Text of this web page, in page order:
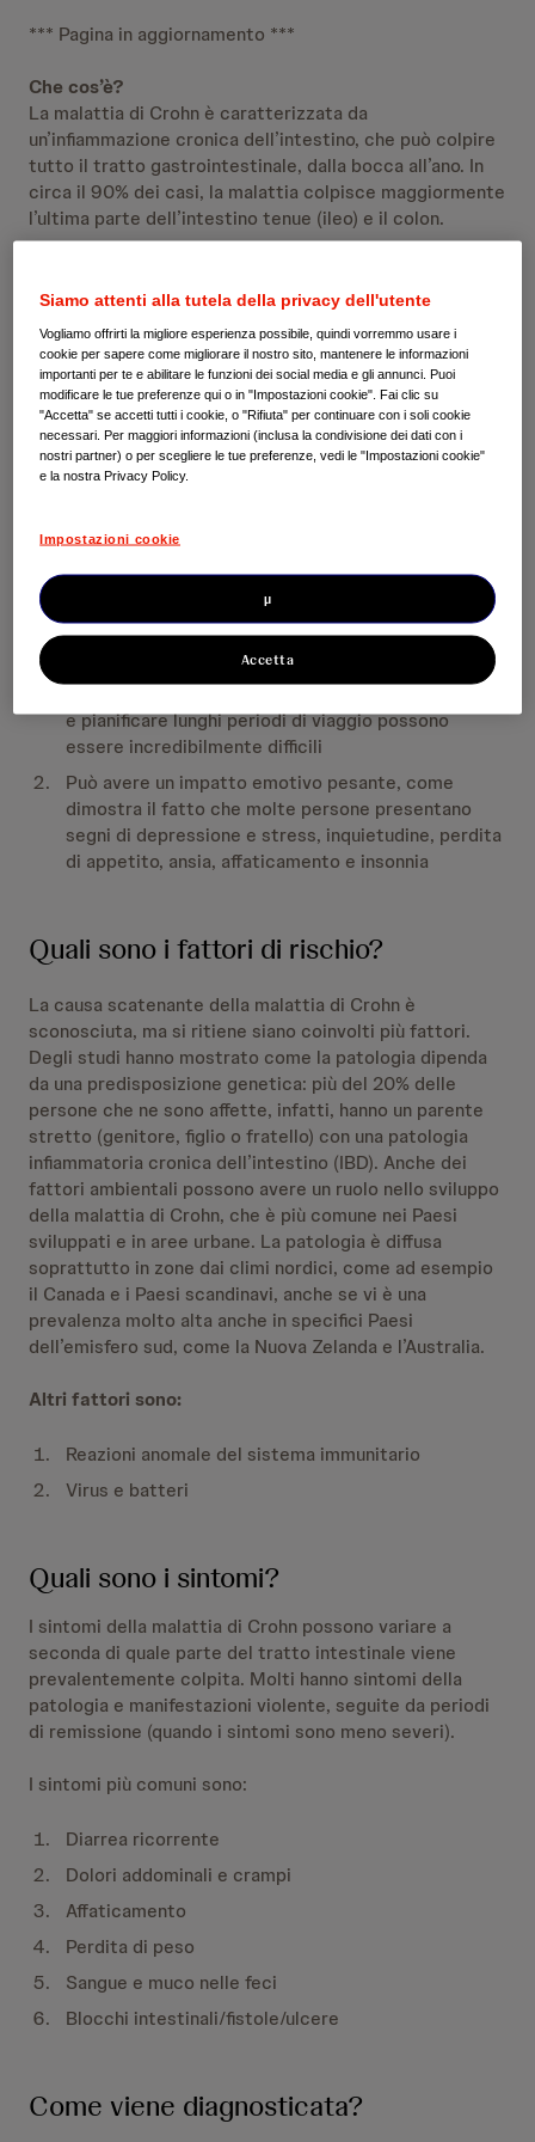
*** Pagina in aggiornamento ***
Che cos’è?
La malattia di Crohn è caratterizzata da
un’infiammazione cronica dell’intestino, che può colpire
tutto il tratto gastrointestinale, dalla bocca all’ano. In
circa il 90% dei casi, la malattia colpisce maggiormente
l’ultima parte dell’intestino tenue (ileo) e il colon.
malattie infiammatorie croniche dell’intestino (IBD), è
caratterizzata da un’errata risposta del sistema
immunitario al cibo, ai batteri e ad altre entità che
vengono erroneamente scambiate per sostanze
estranee. Le aree colpite dall’infiammazione sono
spesso irregolari e collocate tra parti di intestino sano.
La malattia di Crohn può colpire le persone in modi
fisiche e psicologiche come la depressione, lo stress,
La malattia di Crohn può impattare sulla qualità di vita
di un paziente in modo significativo:
e pianificare lunghi periodi di viaggio possono
essere incredibilmente difficili
Può avere un impatto emotivo pesante, come
dimostra il fatto che molte persone presentano
segni di depressione e stress, inquietudine, perdita
di appetito, ansia, affaticamento e insonnia
Quali sono i fattori di rischio?
La causa scatenante della malattia di Crohn è
sconosciuta, ma si ritiene siano coinvolti più fattori.
Degli studi hanno mostrato come la patologia dipenda
da una predisposizione genetica: più del 20% delle
persone che ne sono affette, infatti, hanno un parente
stretto (genitore, figlio o fratello) con una patologia
infiammatoria cronica dell’intestino (IBD). Anche dei
fattori ambientali possono avere un ruolo nello sviluppo
della malattia di Crohn, che è più comune nei Paesi
sviluppati e in aree urbane. La patologia è diffusa
soprattutto in zone dai climi nordici, come ad esempio
il Canada e i Paesi scandinavi, anche se vi è una
prevalenza molto alta anche in specifici Paesi
dell’emisfero sud, come la Nuova Zelanda e l’Australia.
Altri fattori sono:
Reazioni anomale del sistema immunitario
Virus e batteri
Quali sono i sintomi?
I sintomi della malattia di Crohn possono variare a
seconda di quale parte del tratto intestinale viene
prevalentemente colpita. Molti hanno sintomi della
patologia e manifestazioni violente, seguite da periodi
di remissione (quando i sintomi sono meno severi).
I sintomi più comuni sono:
Diarrea ricorrente
Dolori addominali e crampi
Affaticamento
Perdita di peso
Sangue e muco nelle feci
Blocchi intestinali/fistole/ulcere
Come viene diagnosticata?
Siamo attenti alla tutela della privacy dell'utente
Vogliamo offrirti la migliore esperienza possibile, quindi vorremmo usare i
cookie per sapere come migliorare il nostro sito, mantenere le informazioni
importanti per te e abilitare le funzioni dei social media e gli annunci. Puoi
modificare le tue preferenze qui o in "Impostazioni cookie". Fai clic su
"Accetta" se accetti tutti i cookie, o "Rifiuta" per continuare con i soli cookie
necessari. Per maggiori informazioni (inclusa la condivisione dei dati con i
nostri partner) o per scegliere le tue preferenze, vedi le "Impostazioni cookie"
e la nostra Privacy Policy.
Impostazioni cookie
µ
Accetta